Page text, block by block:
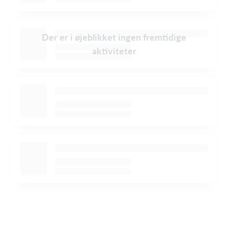
Der er i øjeblikket ingen fremtidige
aktiviteter